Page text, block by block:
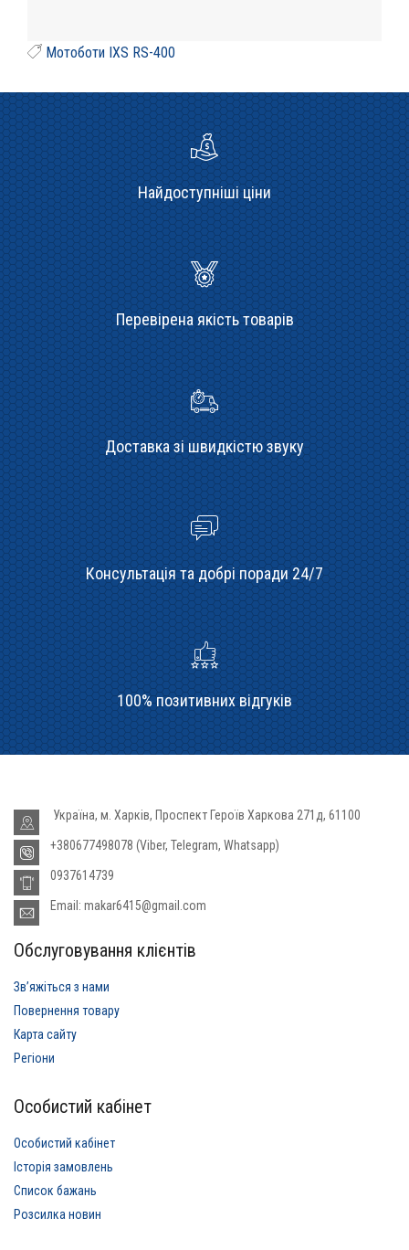
Мотоботи IXS RS-400
Найдоступніші ціни
Перевірена якість товарів
Доставка зі швидкістю звуку
Консультація та добрі поради 24/7
100% позитивних відгуків
Україна, м. Харків, Проспект Героїв Харкова 271д, 61100
+380677498078 (Viber, Telegram, Whatsapp)
0937614739
Email: makar6415@gmail.com
Обслуговування клієнтів
Звʼяжіться з нами
Повернення товару
Карта сайту
Регіони
Особистий кабінет
Особистий кабінет
Історія замовлень
Список бажань
Розсилка новин